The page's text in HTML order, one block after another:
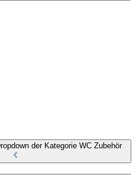
der Kategorie WC Zubehör